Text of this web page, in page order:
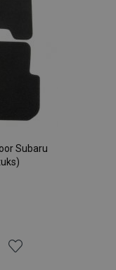
Subaru